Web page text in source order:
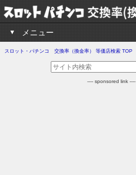
メニュー
スロット・パチンコ 交換率（換金率） 等価店検索 TOP
---- sponsored link ----